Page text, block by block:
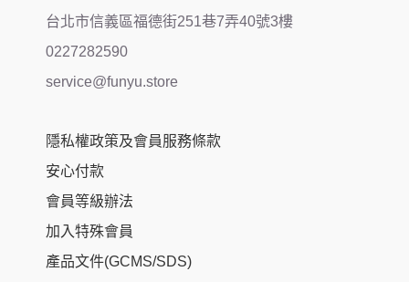
台北市信義區福德街251巷7弄40號3樓
0227282590
service@funyu.store
隱私權政策及會員服務條款
安心付款
會員等級辦法
加入特殊會員
產品文件(GCMS/SDS)